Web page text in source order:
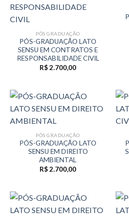
PÓS GRADUAÇÃO
PÓS-GRADUAÇÃO LATO
SENSU EM CONTRATOS E
RESPONSABILIDADE CIVIL
R$2.700,00
PÓS GRADUAÇÃO
PÓS-GRADUAÇÃO LATO
SENSU EM DIREITO
AMBIENTAL
R$2.700,00